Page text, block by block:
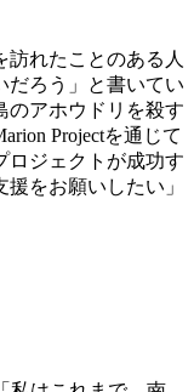
訪れたことのある人
だろう」と書いてい
のアホウドリを殺す
Projectを通じて
ロジェクトが成功す
をお願いしたい」